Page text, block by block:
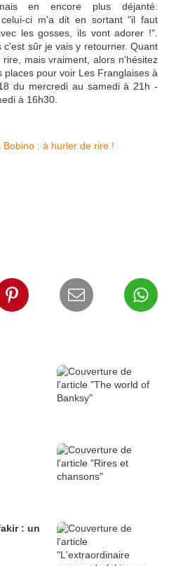
en encore plus déjanté.
celui-ci m'a dit en sortant "il faut
les gosses, ils vont adorer !".
sûr je vais y retourner. Quant
mais vraiment, alors n'hésitez
pour voir Les Franglaises à
du mercredi au samedi à 21h -
à 16h30.
: un